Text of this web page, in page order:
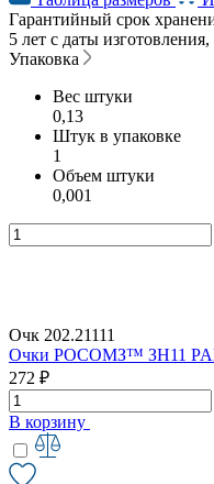
Гарантийный срок
5 лет с даты
Упаковка
Вес штуки
0,13
Штук в упаковке
1
Объем штуки
0,001
Очк 202.21111
Очки РОСОМЗ™ ЗН11
272 ₽
В корзину